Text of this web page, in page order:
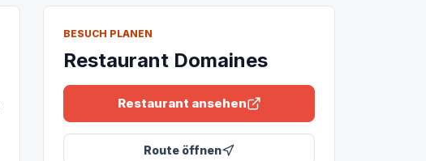
BESUCH PLANEN
Restaurant Domaines
Restaurant ansehen
Route öffnen